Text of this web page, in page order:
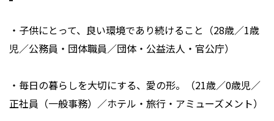
・子供にとって、良い環境であり続けること（28歳／1歳
児／公務員・団体職員／団体・公益法人・官公庁）
・毎日の暮らしを大切にする、愛の形。（21歳／0歳児／
正社員（一般事務）／ホテル・旅行・アミューズメント）